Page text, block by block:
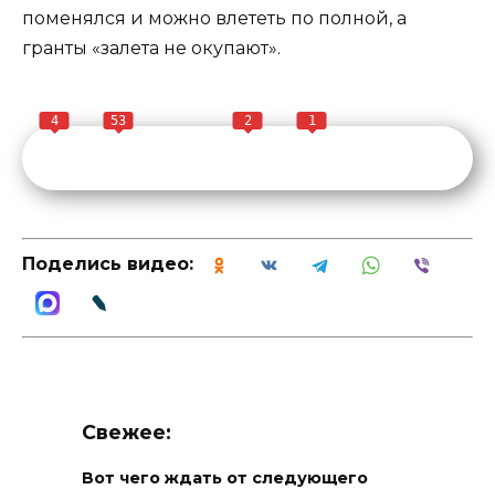
поменялся и можно влететь по полной, а
гранты «залета не окупают».
4 53 2 1
Поделись видео:
Свежее:
Вот чего ждать от следующего